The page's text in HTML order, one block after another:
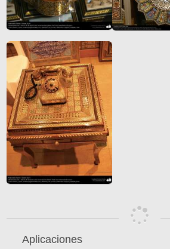
Aplicaciones